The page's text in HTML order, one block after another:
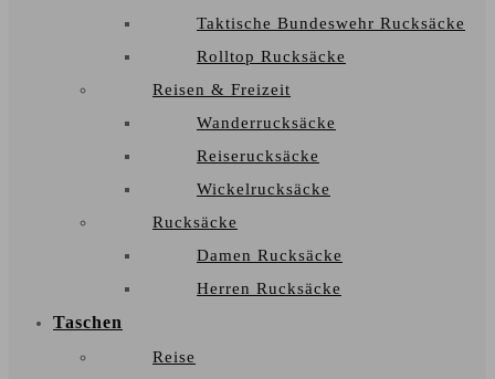
Taktische Bundeswehr Rucksäcke
Rolltop Rucksäcke
Reisen & Freizeit
Wanderrucksäcke
Reiserucksäcke
Wickelrucksäcke
Rucksäcke
Damen Rucksäcke
Herren Rucksäcke
Taschen
Reise